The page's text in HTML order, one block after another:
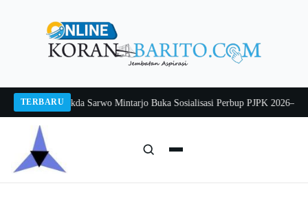
TERBARU
2026Pj Sekda Sarwo Mintarjo Buka Sosialisasi Perbup PJPK 2026–2030